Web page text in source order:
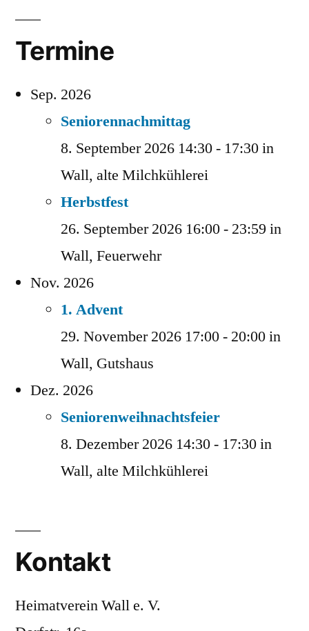
der
Beiträge
Termine
Sep. 2026
Seniorennachmittag
8. September 2026 14:30 - 17:30 in
Wall, alte Milchkühlerei
Herbstfest
26. September 2026 16:00 - 23:59 in
Wall, Feuerwehr
Nov. 2026
1. Advent
29. November 2026 17:00 - 20:00 in
Wall, Gutshaus
Dez. 2026
Seniorenweihnachtsfeier
8. Dezember 2026 14:30 - 17:30 in
Wall, alte Milchkühlerei
Kontakt
Heimatverein Wall e. V.